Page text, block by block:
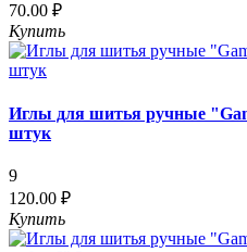
70.00 ₽
Купить
Иглы для шитья ручные
штук
9
120.00 ₽
Купить